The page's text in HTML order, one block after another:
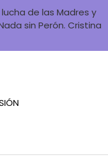
de las Madres y
sin Perón. Cristina